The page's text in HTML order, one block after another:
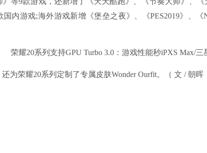
内游戏;海外游戏新增《堡垒之夜》、《PES2019》、《
荣耀20系列定制了专属皮肤Wonder Ourfit。（ 文 / 朝晖